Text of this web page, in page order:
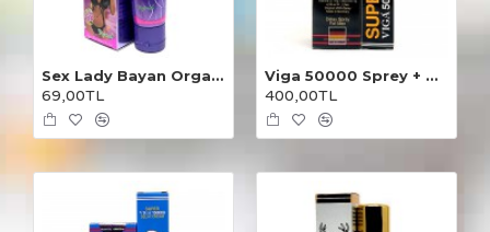
Sex Lady Bayan Orgazm Kremi
69,00TL
Viga 50000 Sprey + Krem 2'li
400,00TL